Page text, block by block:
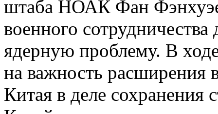
штаба НОАК Фан
военного
ядерную проблему. В
на важность расширения
Китая в деле сохранения